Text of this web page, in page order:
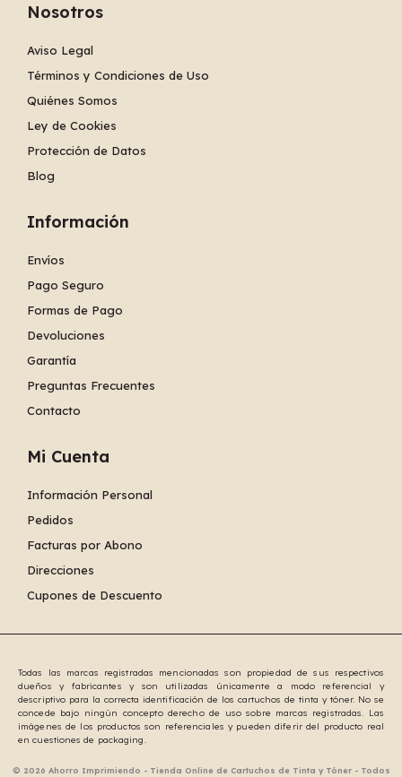
Nosotros
Aviso Legal
Términos y Condiciones de Uso
Quiénes Somos
Ley de Cookies
Protección de Datos
Blog
Información
Envíos
Pago Seguro
Formas de Pago
Devoluciones
Garantía
Preguntas Frecuentes
Contacto
Mi Cuenta
Información Personal
Pedidos
Facturas por Abono
Direcciones
Cupones de Descuento
Todas las marcas registradas mencionadas son propiedad de sus respectivos
dueños y fabricantes y son utilizadas únicamente a modo referencial y
descriptivo para la correcta identificación de los cartuchos de tinta y tóner. No se
concede bajo ningún concepto derecho de uso sobre marcas registradas. Las
imágenes de los productos son referenciales y pueden diferir del producto real
en cuestiones de packaging.
© 2026 Ahorro Imprimiendo - Tienda Online de Cartuchos de Tinta y Tóner - Todos